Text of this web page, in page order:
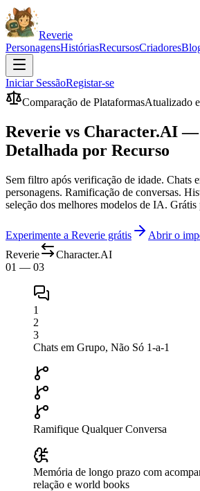
Reverie
PersonagensHistóriasRecursosCriadores
Iniciar SessãoRegistar-se
Comparação de PlataformasAtualizado
Reverie vs Character.AI —
Detalhada por Recurso
Sem filtro após verificação de idade. Chats
personagens. Ramificação de conversas.
seleção dos melhores modelos de IA. Grátis
Experimente a Reverie grátis
Abrir o
Reverie
Character.AI
01 — 03
1
2
3
Chats em Grupo, Não Só 1-a-1
Ramifique Qualquer Conversa
Memória de longo prazo com
relação e world books